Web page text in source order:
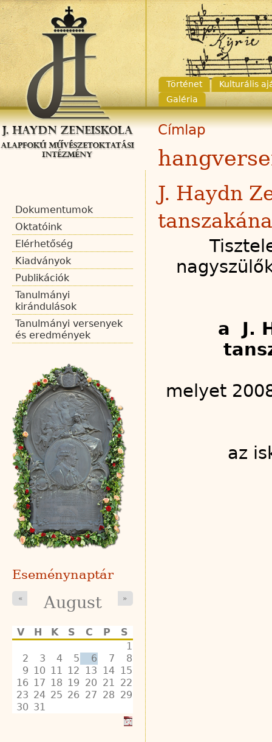
Történet
Kulturális
Galéria
Címlap
J. Haydn
a J.
melyet
az
Dokumentumok
Oktatóink
Elérhetőség
Kiadványok
Publikációk
Tanulmányi
kirándulások
Tanulmányi versenyek
és eredmények
Eseménynaptár
« August »
V H K S C P
S
1
2
3 4 5 6 7
8
9 10 11 12 13 14 15
16 17 18 19 20 21
22
23 24 25 26 27 28 29
30 31